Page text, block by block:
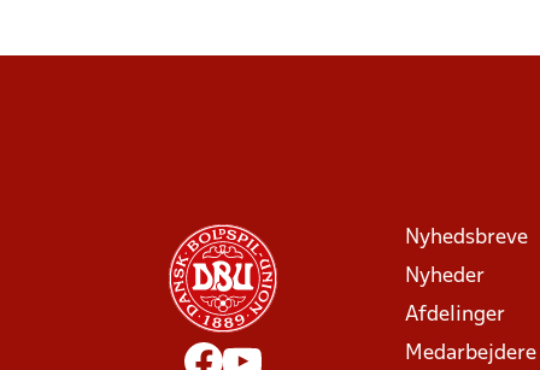
Nyhedsbreve
Nyheder
Afdelinger
Medarbejdere